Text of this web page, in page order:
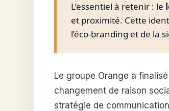
L’essentiel à retenir : le
et proximité. Cette
l’éco-branding et de la
Le groupe Orange a
changement de raison
stratégie de